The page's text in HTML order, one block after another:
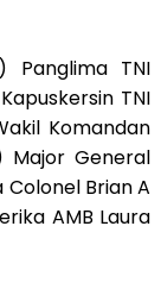
Panglima TNI
TNI
Komandan
Major General
Brian A
AMB Laura